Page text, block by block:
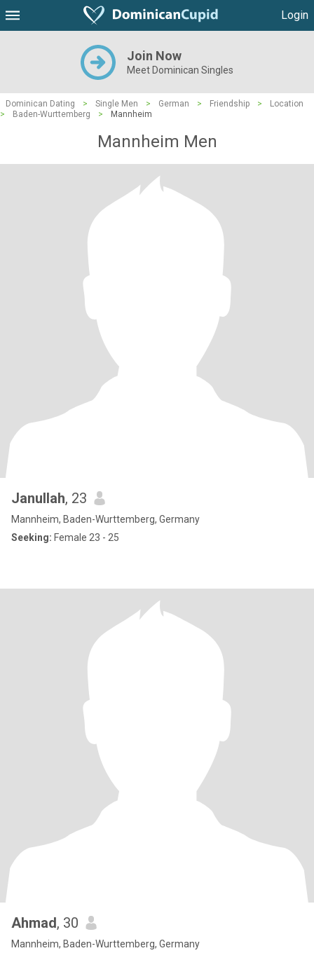
Login
Join Now
Meet Dominican Singles
Dominican Dating > Single Men > German > Friendship >
Location
>
Baden-Wurttemberg > Mannheim
Mannheim Men
Janullah, 23
Mannheim, Baden-Wurttemberg, Germany
Seeking: Female 23 - 25
Ahmad, 30
Mannheim, Baden-Wurttemberg, Germany